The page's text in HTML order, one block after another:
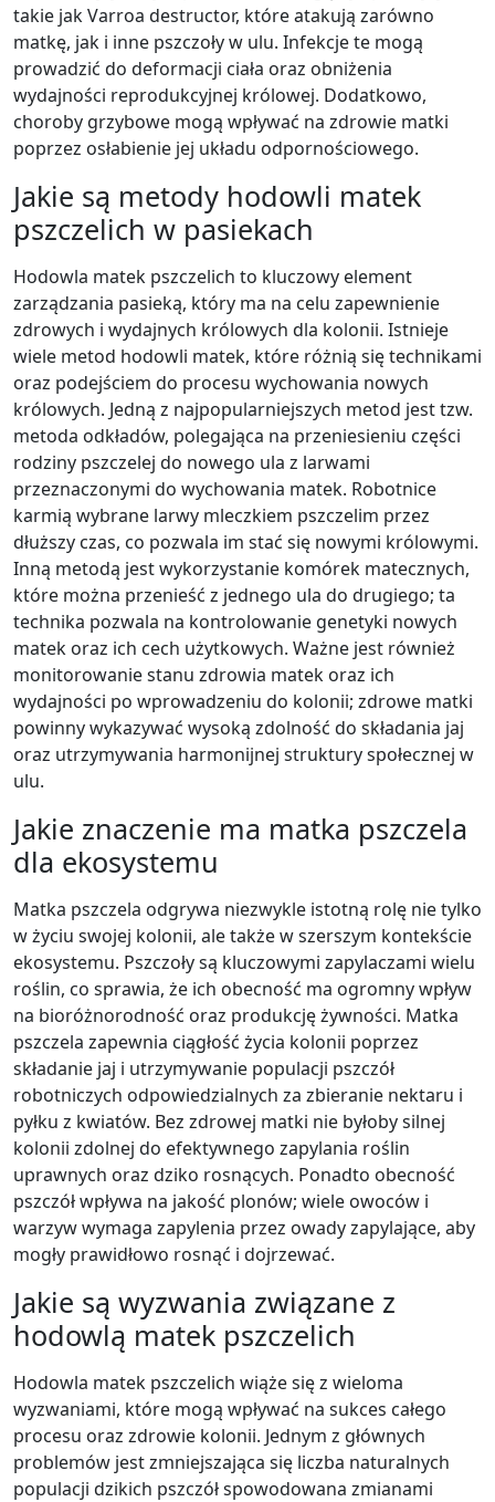
takie jak Varroa destructor, które atakują zarówno
matkę, jak i inne pszczoły w ulu. Infekcje te mogą
prowadzić do deformacji ciała oraz obniżenia
wydajności reprodukcyjnej królowej. Dodatkowo,
choroby grzybowe mogą wpływać na zdrowie matki
poprzez osłabienie jej układu odpornościowego.
Jakie są metody hodowli matek
pszczelich w pasiekach
Hodowla matek pszczelich to kluczowy element
zarządzania pasieką, który ma na celu zapewnienie
zdrowych i wydajnych królowych dla kolonii. Istnieje
wiele metod hodowli matek, które różnią się technikami
oraz podejściem do procesu wychowania nowych
królowych. Jedną z najpopularniejszych metod jest tzw.
metoda odkładów, polegająca na przeniesieniu części
rodziny pszczelej do nowego ula z larwami
przeznaczonymi do wychowania matek. Robotnice
karmią wybrane larwy mleczkiem pszczelim przez
dłuższy czas, co pozwala im stać się nowymi królowymi.
Inną metodą jest wykorzystanie komórek matecznych,
które można przenieść z jednego ula do drugiego; ta
technika pozwala na kontrolowanie genetyki nowych
matek oraz ich cech użytkowych. Ważne jest również
monitorowanie stanu zdrowia matek oraz ich
wydajności po wprowadzeniu do kolonii; zdrowe matki
powinny wykazywać wysoką zdolność do składania jaj
oraz utrzymywania harmonijnej struktury społecznej w
ulu.
Jakie znaczenie ma matka pszczela
dla ekosystemu
Matka pszczela odgrywa niezwykle istotną rolę nie tylko
w życiu swojej kolonii, ale także w szerszym kontekście
ekosystemu. Pszczoły są kluczowymi zapylaczami wielu
roślin, co sprawia, że ich obecność ma ogromny wpływ
na bioróżnorodność oraz produkcję żywności. Matka
pszczela zapewnia ciągłość życia kolonii poprzez
składanie jaj i utrzymywanie populacji pszczół
robotniczych odpowiedzialnych za zbieranie nektaru i
pyłku z kwiatów. Bez zdrowej matki nie byłoby silnej
kolonii zdolnej do efektywnego zapylania roślin
uprawnych oraz dziko rosnących. Ponadto obecność
pszczół wpływa na jakość plonów; wiele owoców i
warzyw wymaga zapylenia przez owady zapylające, aby
mogły prawidłowo rosnąć i dojrzewać.
Jakie są wyzwania związane z
hodowlą matek pszczelich
Hodowla matek pszczelich wiąże się z wieloma
wyzwaniami, które mogą wpływać na sukces całego
procesu oraz zdrowie kolonii. Jednym z głównych
problemów jest zmniejszająca się liczba naturalnych
populacji dzikich pszczół spowodowana zmianami